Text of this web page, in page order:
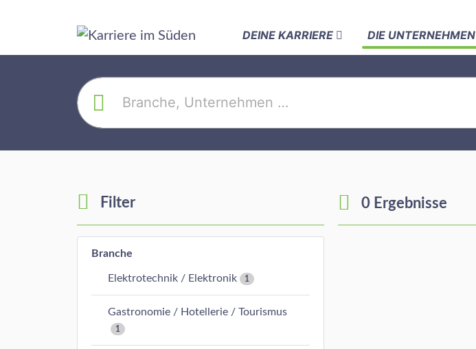
DEINE KARRIERE DIE UNTERNEHMEN
Filter
Branche
Elektrotechnik / Elektronik 1
Gastronomie / Hotellerie / Tourismus
1
0 Ergebnisse